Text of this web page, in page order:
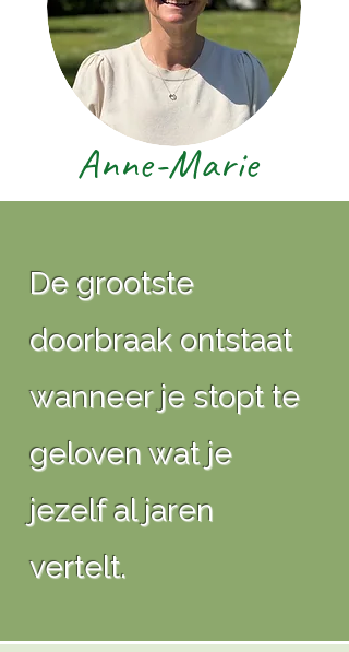
Anne-Marie
De grootste
doorbraak ontstaat
wanneer je stopt te
geloven wat je
jezelf al jaren
vertelt.